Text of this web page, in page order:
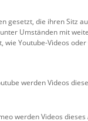
(0)gesetzt, die ihren Sitz
Umständen mit
wie Youtube-Videos
werden Videos
werden Videos